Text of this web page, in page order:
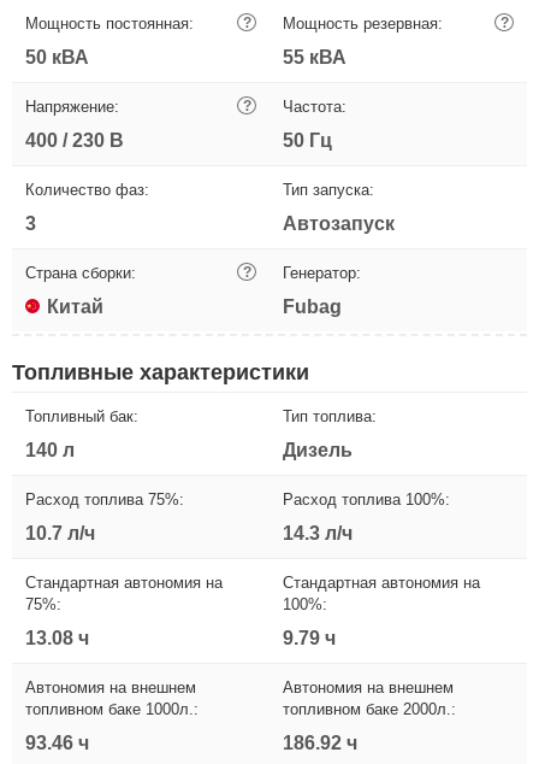
Мощность постоянная: ?
50 кВА
Мощность резервная: ?
55 кВА
Напряжение: ?
400 / 230 В
Частота:
50 Гц
Количество фаз:
3
Тип запуска:
Автозапуск
Страна сборки: ?
Китай
Генератор:
Fubag
Топливные характеристики
Топливный бак:
140 л
Тип топлива:
Дизель
Расход топлива 75%:
10.7 л/ч
Расход топлива 100%:
14.3 л/ч
Стандартная автономия на
75%:
13.08 ч
Стандартная автономия на
100%:
9.79 ч
Автономия на внешнем
топливном баке 1000л.:
93.46 ч
Автономия на внешнем
топливном баке 2000л.:
186.92 ч